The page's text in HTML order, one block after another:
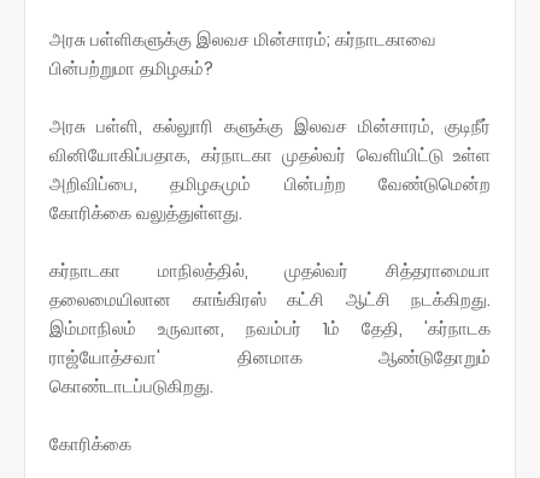
அரசு பள்ளிகளுக்கு இலவச மின்சாரம்; கர்நாடகாவை
பின்பற்றுமா தமிழகம்?
அரசு பள்ளி, கல்லுாரி களுக்கு இலவச மின்சாரம், குடிநீர்
வினியோகிப்பதாக, கர்நாடகா முதல்வர் வெளியிட்டு உள்ள
அறிவிப்பை, தமிழகமும் பின்பற்ற வேண்டுமென்ற
கோரிக்கை வலுத்துள்ளது.
கர்நாடகா மாநிலத்தில், முதல்வர் சித்தராமையா
தலைமையிலான காங்கிரஸ் கட்சி ஆட்சி நடக்கிறது.
இம்மாநிலம் உருவான, நவம்பர் 1ம் தேதி, 'கர்நாடக
ராஜ்யோத்சவா' தினமாக ஆண்டுதோறும்
கொண்டாடப்படுகிறது.
கோரிக்கை